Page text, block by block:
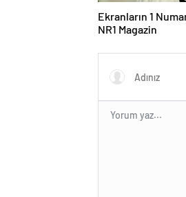
Ekranların 1
NR1 Magazin